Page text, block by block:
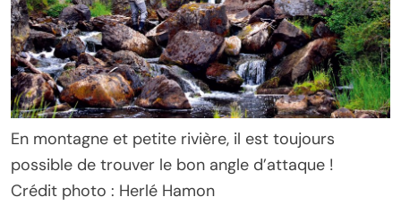
En montagne et petite rivière, il est toujours
possible de trouver le bon angle d’attaque !
Crédit photo : Herlé Hamon